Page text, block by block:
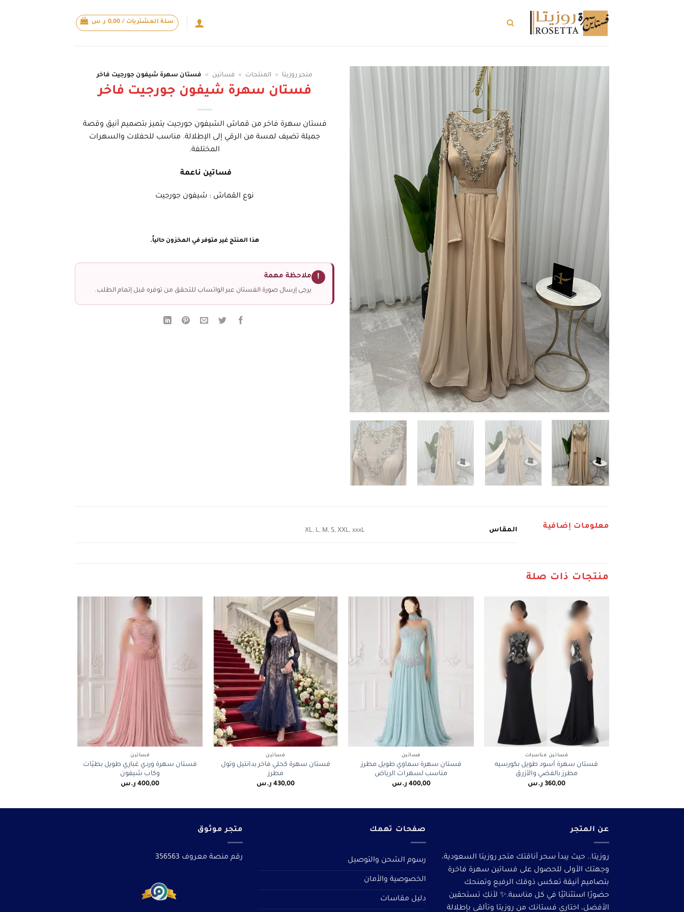
سلة المشتريات / 0,00 ر.س
متجر روزيتا » المنتجات » فساتين » فستان سهرة شيفون جورجيت فاخر
فستان سهرة شيفون جورجيت فاخر
فستان سهرة فاخر من قماش الشيفون جورجيت يتميز بتصميم أنيق وقصة
جميلة تضيف لمسة من الرقي إلى الإطلالة. مناسب للحفلات والسهرات
المختلفة.
فساتين ناعمة
نوع القماش : شيفون جورجيت
هذا المنتج غير متوفر في المخزون حالياً.
! ملاحظة مهمة
يرجى إرسال صورة الفستان عبر الواتساب للتحقق من توفره قبل إتمام الطلب.
معلومات إضافية المقاس XL, L, M, S, XXL, xxxL
منتجات ذات صلة
+
فساتين مناسبات
فستان سهرة أسود طويل بكورسيه
مطرز بالفضي والأزرق
360,00 ر.س
فساتين
فستان سهرة سماوي طويل مطرز
مناسب لسهرات الرياض
400,00 ر.س
+
فساتين
فستان سهرة كحلي فاخر بدانتيل وتول
مطرز
430,00 ر.س
فساتين
فستان سهرة وردي غباري طويل بطيّات
وكاب شيفون
400,00 ر.س
عن المتجر
روزيتا.. حيث يبدأ سحر أناقتك متجر روزيتا السعودية،
وجهتك الأولى للحصول على فساتين سهرة فاخرة
بتصاميم أنيقة تعكس ذوقك الرفيع وتمنحك
حضورًا استثنائيًا في كل مناسبة.✨ لأنكِ تستحقين
الأفضل، اختاري فستانك من روزيتا وتألقى بإطلالة
صفحات تهمك
رسوم الشحن والتوصيل
الخصوصية والأمان
دليل مقاسات
متجر موثوق
رقم منصة معروف 356563